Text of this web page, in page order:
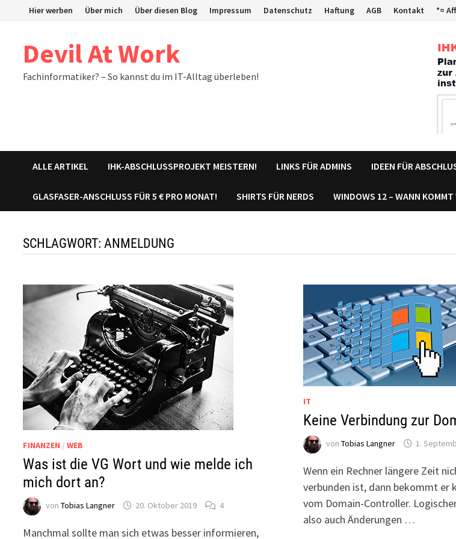
Hier werben Über mich Über diesen Blog Impressum Datenschutz Haftung AGB Kontakt *=
Devil At Work
Fachinformatiker? – So kannst du im IT-Alltag überleben!
ALLE ARTIKEL IHK-ABSCHLUSSPROJEKT MEISTERN! LINKS FÜR ADMINS IDEEN FÜR
GLASFASER-ANSCHLUSS FÜR 5 € PRO MONAT! SHIRTS FÜR NERDS WINDOWS 12 – WANN
SCHLAGWORT:ANMELDUNG
FINANZEN /WEB
Was ist die VG Wort und wie melde ich
mich dort an?
vonTobias Langner 20. Oktober 2019 4
Manchmal sollte man sich etwas besser informieren,
IT
Keine Verbindung zur
von Tobias Langner 1.
Wenn ein Rechner längere Zeit
verbunden ist, dann bekommt er
vom Domain-Controller.
also auch Änderungen …